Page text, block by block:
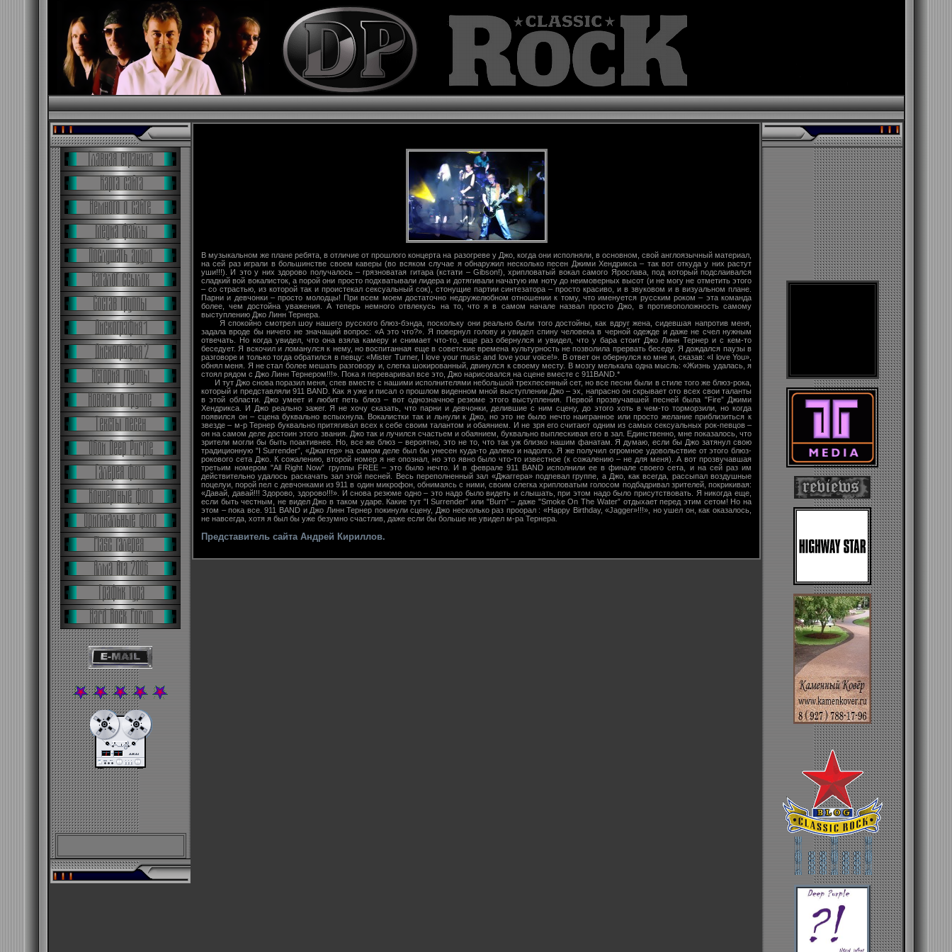
В музыкальном же плане ребята, в отличие от прошлого концерта на разогреве у Джо, когда они исполняли, в основном, свой англоязычный материал,
на сей раз играли в большинстве своем каверы (во всяком случае я обнаружил несколько песен Джими Хендрикса – так вот откуда у них растут
уши!!!). И это у них здорово получалось – грязноватая гитара (кстати – Gibson!), хрипловатый вокал самого Ярослава, под который подслаивался
сладкий вой вокалисток, а порой они просто подхватывали лидера и дотягивали начатую им ноту до неимоверных высот (и не могу не отметить этого
– со страстью, из которой так и проистекал сексуальный сок), стонущие партии синтезатора – просто красиво, и в звуковом и в визуальном плане.
Парни и девчонки – просто молодцы! При всем моем достаточно недружелюбном отношении к тому, что именуется русским роком – эта команда
более, чем достойна уважения. А теперь немного отвлекусь на то, что я в самом начале назвал просто Джо, в противоположность самому
выступлению Джо Линн Тернера.
Я спокойно смотрел шоу нашего русского блюз-бэнда, поскольку они реально были того достойны, как вдруг жена, сидевшая напротив меня,
задала вроде бы ничего не значащий вопрос: «А это что?». Я повернул голову и увидел спину человека в черной одежде и даже не счел нужным
отвечать. Но когда увидел, что она взяла камеру и снимает что-то, еще раз обернулся и увидел, что у бара стоит Джо Линн Тернер и с кем-то
беседует. Я вскочил и ломанулся к нему, но воспитанная еще в советские времена культурность не позволила прервать беседу. Я дождался паузы в
разговоре и только тогда обратился в певцу: «Mister Turner, I love your music and love your voice!». В ответ он обернулся ко мне и, сказав: «I love You»,
обнял меня. Я не стал более мешать разговору и, слегка шокированный, двинулся к своему месту. В мозгу мелькала одна мысль: «Жизнь удалась, я
стоял рядом с Джо Линн Тернером!!!». Пока я переваривал все это, Джо нарисовался на сцене вместе с 911BAND.*
И тут Джо снова поразил меня, спев вместе с нашими исполнителями небольшой трехпесенный сет, но все песни были в стиле того же блюз-рока,
который и представляли 911 BAND. Как я уже и писал о прошлом виденном мной выступлении Джо – эх, напрасно он скрывает ото всех свои таланты
в этой области. Джо умеет и любит петь блюз – вот однозначное резюме этого выступления. Первой прозвучавшей песней была "Fire” Джими
Хендрикса. И Джо реально зажег. Я не хочу сказать, что парни и девчонки, делившие с ним сцену, до этого хоть в чем-то торморзили, но когда
появился он – сцена буквально вспыхнула. Вокалистки так и льнули к Джо, но это не было нечто наигранное или просто желание приблизиться к
звезде – м-р Тернер буквально притягивал всех к себе своим талантом и обаянием. И не зря его считают одним из самых сексуальных рок-певцов –
он на самом деле достоин этого звания. Джо так и лучился счастьем и обаянием, буквально выплескивая его в зал. Единственно, мне показалось, что
зрители могли бы быть поактивнее. Но, все же блюз – вероятно, это не то, что так уж близко нашим фанатам. Я думаю, если бы Джо затянул свою
традиционную "I Surrender”, «Джаггер» на самом деле был бы унесен куда-то далеко и надолго. Я же получил огромное удовольствие от этого блюз-
рокового сета Джо. К сожалению, второй номер я не опознал, но это явно было что-то известное (к сожалению – не для меня). А вот прозвучавшая
третьим номером "All Right Now” группы FREE – это было нечто. И в феврале 911 BAND исполнили ее в финале своего сета, и на сей раз им
действительно удалось раскачать зал этой песней. Весь переполненный зал «Джаггера» подпевал группе, а Джо, как всегда, рассыпал воздушные
поцелуи, порой пел с девчонками из 911 в один микрофон, обнимаясь с ними, своим слегка хрипловатым голосом подбадривал зрителей, покрикивая:
«Давай, давай!!! Здорово, здорово!!!». И снова резюме одно – это надо было видеть и слышать, при этом надо было присутствовать. Я никогда еще,
если быть честным, не видел Джо в таком ударе. Какие тут "I Surrender” или "Burn” – даже "Smoke On The Water” отдыхает перед этим сетом! Но на
этом – пока все. 911 BAND и Джо Линн Тернер покинули сцену, Джо несколько раз проорал : «Happy Birthday, «Jagger»!!!», но ушел он, как оказалось,
не навсегда, хотя я был бы уже безумно счастлив, даже если бы больше не увидел м-ра Тернера.
Представитель сайта Андрей Кириллов.